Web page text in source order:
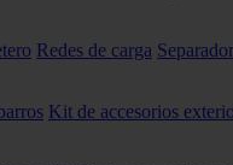
Redes de carga
Kit de accesorios